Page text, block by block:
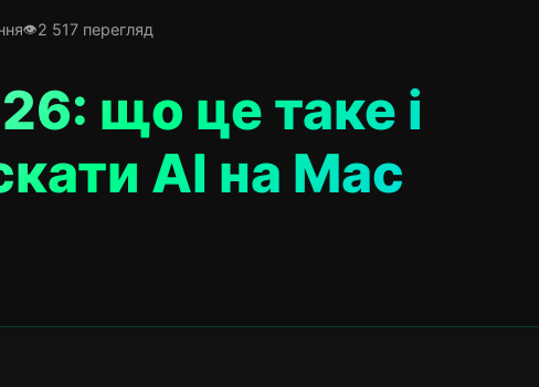
2 517 перегляд
що це таке і
AI на Mac